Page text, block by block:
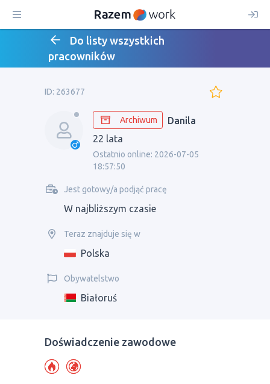
Do listy wszystkich
pracowników
ID: 263677
Archiwum
Danila
22 lata
Ostatnio online: 2026-07-05
18:57:50
Jest gotowy/a podjąć pracę
W najbliższym czasie
Teraz znajduje się w
Polska
Obywatelstwo
Białoruś
Doświadczenie zawodowe